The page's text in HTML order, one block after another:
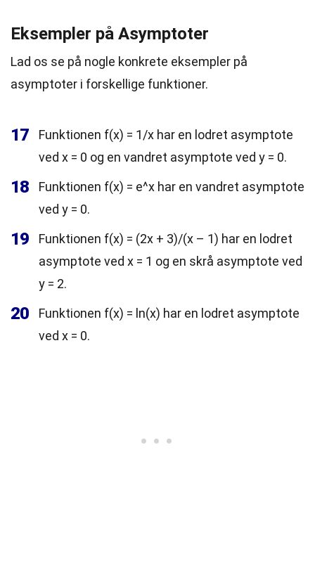
Eksempler på Asymptoter
Lad os se på nogle konkrete eksempler på
asymptoter i forskellige funktioner.
17
Funktionen f(x) = 1/x har en lodret asymptote
ved x = 0 og en vandret asymptote ved y = 0.
18
Funktionen f(x) = e^x har en vandret asymptote
ved y = 0.
19
Funktionen f(x) = (2x + 3)/(x – 1) har en lodret
asymptote ved x = 1 og en skrå asymptote ved
y = 2.
20
Funktionen f(x) = ln(x) har en lodret asymptote
ved x = 0.